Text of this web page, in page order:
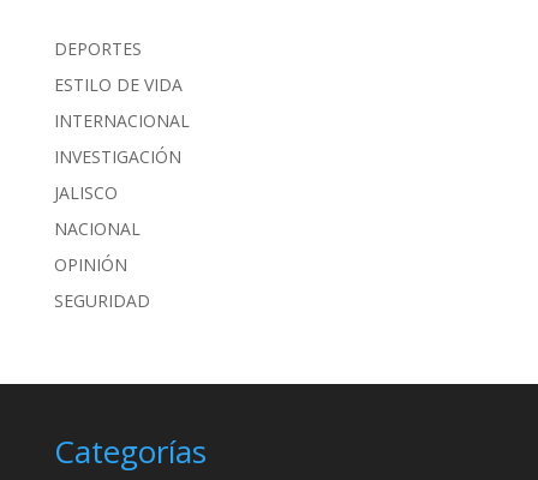
DEPORTES
ESTILO DE VIDA
INTERNACIONAL
INVESTIGACIÓN
JALISCO
NACIONAL
OPINIÓN
SEGURIDAD
Categorías